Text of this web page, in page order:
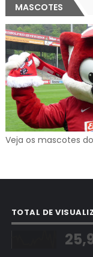
MASCOTES
Veja os mascotes
TOTAL DE